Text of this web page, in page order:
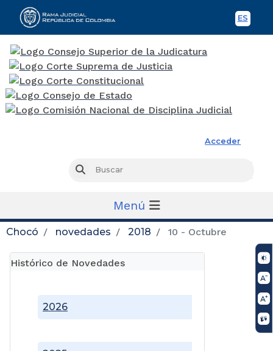
ES
Acceder
Buscar
Menú
Chocó novedades 2018 10 - Octubre
Histórico de Novedades
2026